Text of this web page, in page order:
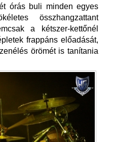
órás buli minden egyes
összhangzattant
a kétszer-kettőnél
frappáns előadását,
örömét is tanítania